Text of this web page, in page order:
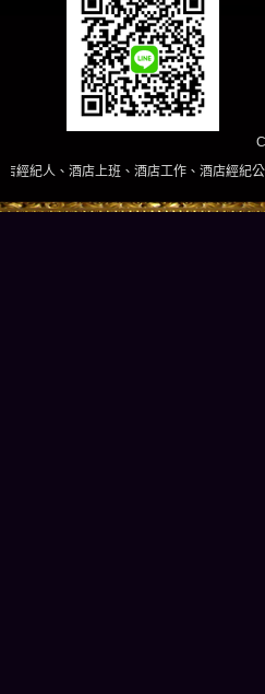
、酒店工作、酒店經紀公司、酒店業經